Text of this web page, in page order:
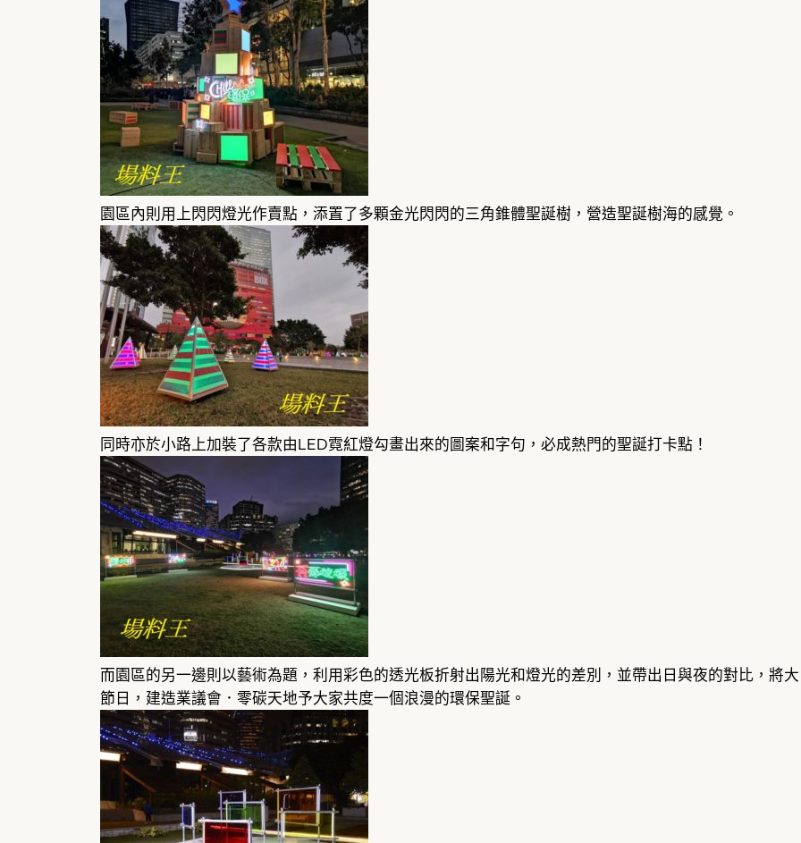
園區內則用上閃閃燈光作賣點，添置了多顆金光閃閃的三角錐體聖誕樹，營造聖誕樹海的感覺。
同時亦於小路上加裝了各款由LED霓紅燈勾畫出來的圖案和字句，必成熱門的聖誕打卡點！
而園區的另一邊則以藝術為題，利用彩色的透光板折射出陽光和燈光的差別，並帶出日與夜的對比，將
節日，建造業議會．零碳天地予大家共度一個浪漫的環保聖誕。